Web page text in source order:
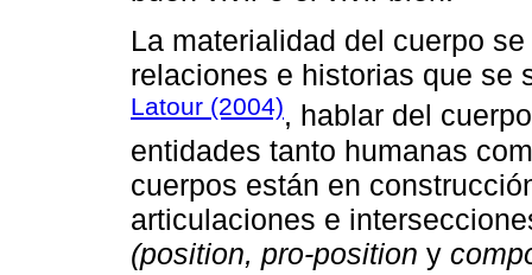
La materialidad del cuerpo
relaciones e historias que se
Latour (2004), hablar del
entidades tanto humanas
cuerpos están en
articulaciones e
(position, pro-position y